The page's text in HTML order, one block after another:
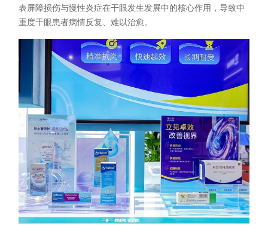
表屏障损伤与慢性炎症在干眼发生发展中的核心作用，导致中
重度干眼患者病情反复、难以治愈。